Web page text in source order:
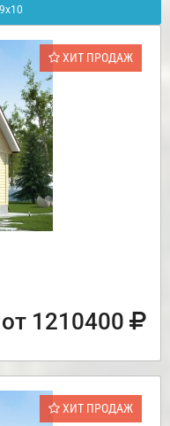
ХИТ ПРОДАЖ
от 1210400
ХИТ ПРОДАЖ